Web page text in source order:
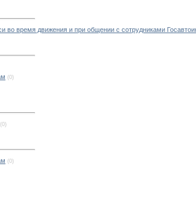
во время движения и при общении с сотрудниками
(0)
(0)
(0)